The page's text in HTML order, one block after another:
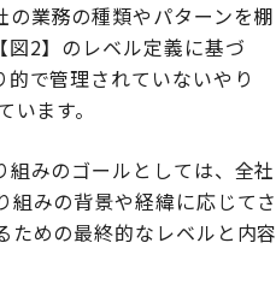
業務の種類やパターンを棚
2】のレベル定義に基づ
で管理されていないやり
ます。
みのゴールとしては、全社
みの背景や経緯に応じてさ
ための最終的なレベルと内容